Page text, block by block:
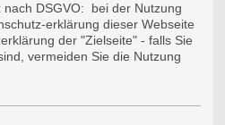
nach DSGVO: bei der Nutzung
erklärung dieser Webseite
der "Zielseite" - falls Sie
vermeiden Sie die Nutzung